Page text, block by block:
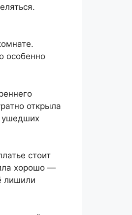
особенно
открыла
ушедших
стоит
хорошо —
лишили